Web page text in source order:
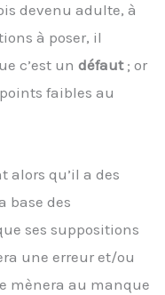
devenu adulte, à
à poser, il
c’est un défaut; or
faibles au
alors qu’il a des
base des
ses suppositions
une erreur et/ou
mènera au manque